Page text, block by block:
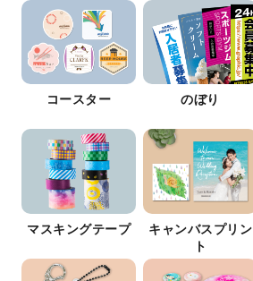
コースター のぼり
マスキングテープ
キャンバスプリン
ト